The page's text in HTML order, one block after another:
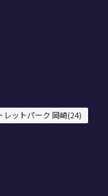
レットパーク 岡崎(24)